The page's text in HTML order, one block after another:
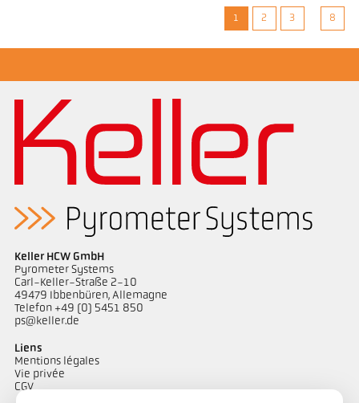
1 2 3 8
Keller HCW GmbH
Pyrometer Systems
Carl-Keller-Straße 2-10
49479 Ibbenbüren, Allemagne
Telefon +49 (0) 5451 850
ps@keller.de
Liens
Mentions légales
Vie privée
CGV